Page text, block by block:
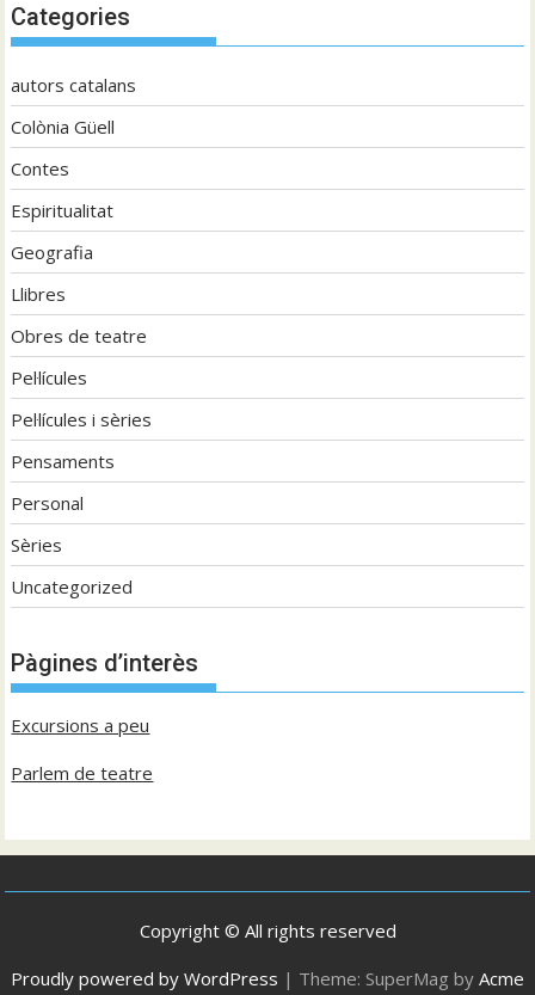
Categories
autors catalans
Colònia Güell
Contes
Espiritualitat
Geografia
Llibres
Obres de teatre
Pel·lícules
Pel·lícules i sèries
Pensaments
Personal
Sèries
Uncategorized
Pàgines d’interès
Excursions a peu
Parlem de teatre
Copyright © All rights reserved
Proudly powered by WordPress | Theme: SuperMag by Acme